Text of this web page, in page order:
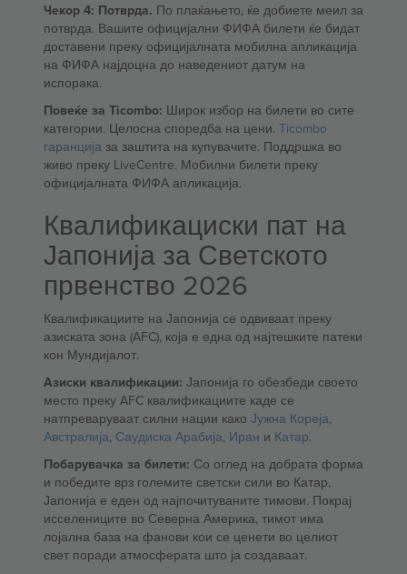
Чекор 4: Потврда. По плаќањето, ќе добиете меил за
потврда. Вашите официјални ФИФА билети ќе бидат
доставени преку официјалната мобилна апликација
на ФИФА најдоцна до наведениот датум на
испорака.
Повеќе за Ticombo: Широк избор на билети во сите
категории. Целосна споредба на цени. Ticombo
гаранција за заштита на купувачите. Поддршка во
живо преку LiveCentre. Мобилни билети преку
официјалната ФИФА апликација.
Квалификациски пат на
Јапонија за Светското
првенство 2026
Квалификациите на Јапонија се одвиваат преку
азиската зона (AFC), која е една од најтешките патеки
кон Мундијалот.
Азиски квалификации: Јапонија го обезбеди своето
место преку AFC квалификациите каде се
натпреваруваат силни нации како Јужна Кореја,
Австралија, Саудиска Арабија, Иран и Катар.
Побарувачка за билети: Со оглед на добрата форма
и победите врз големите светски сили во Катар,
Јапонија е еден од најпочитуваните тимови. Покрај
исселениците во Северна Америка, тимот има
лојална база на фанови кои се ценети во целиот
свет поради атмосферата што ја создаваат.